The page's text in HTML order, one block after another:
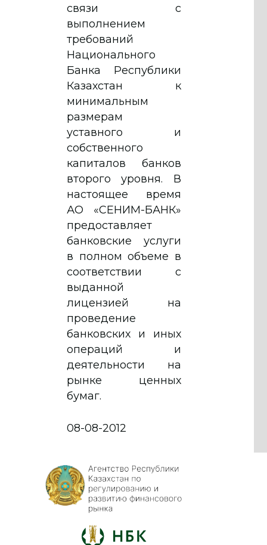
связи с
выполнением
требований
Национального
Банка Республики
Казахстан к
минимальным
размерам
уставного и
собственного
капиталов банков
второго уровня. В
настоящее время
АО «СЕНИМ-БАНК»
предоставляет
банковские услуги
в полном объеме в
соответствии с
выданной
лицензией на
проведение
банковских и иных
операций и
деятельности на
рынке ценных
бумаг.
08-08-2012